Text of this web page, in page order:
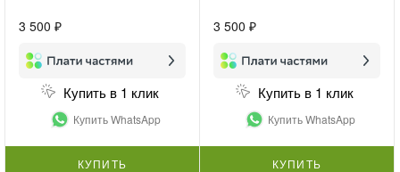
3 500 ₽
Купить в 1 клик
Купить WhatsApp
КУПИТЬ
3 500 ₽
Купить в 1 клик
Купить WhatsApp
КУПИТЬ